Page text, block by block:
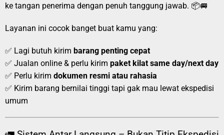
ke tangan penerima dengan penuh tanggung jawab. 📦🚐
Layanan ini cocok banget buat kamu yang:
✅ Lagi butuh kirim barang penting cepat
✅ Jualan online & perlu kirim paket kilat same day/next day
✅ Perlu kirim dokumen resmi atau rahasia
✅ Kirim barang bernilai tinggi tapi gak mau lewat ekspedisi
umum